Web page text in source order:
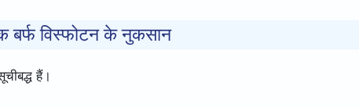
बर्फ विस्फोटन के नुकसान
हैं।